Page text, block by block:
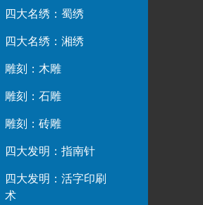
四大名绣：蜀绣
四大名绣：湘绣
雕刻：木雕
雕刻：石雕
雕刻：砖雕
四大发明：指南针
四大发明：活字印刷
术